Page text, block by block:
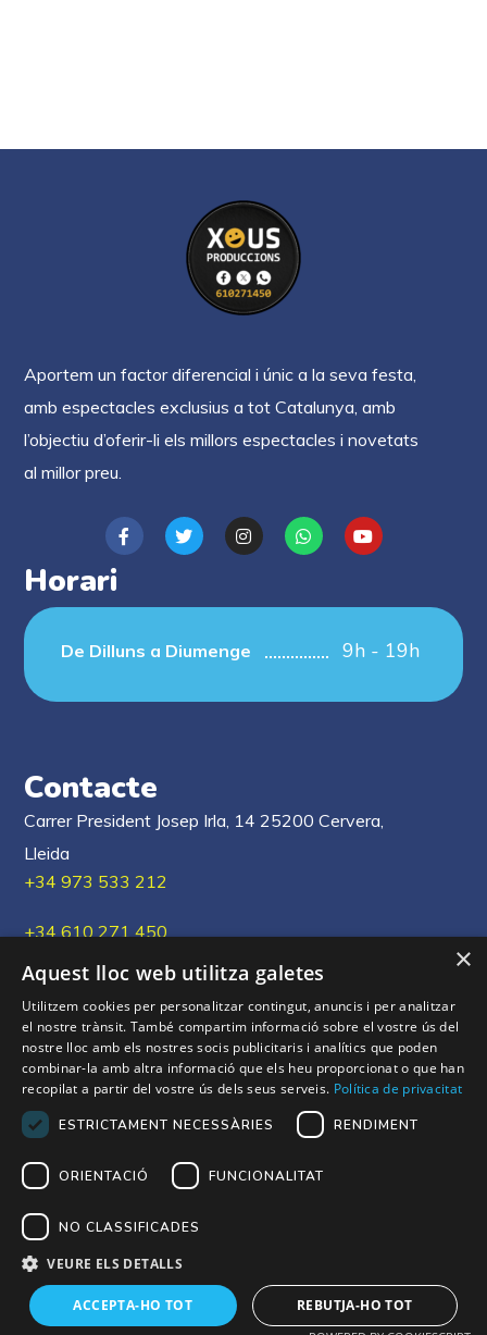
Aportem un factor diferencial i únic a la seva festa,
amb espectacles exclusius a tot Catalunya, amb
l’objectiu d’oferir-li els millors espectacles i novetats
al millor preu.
Horari
De Dilluns a Diumenge 9h - 19h
Contacte
Carrer President Josep Irla, 14 25200 Cervera,
Lleida
+34 973 533 212
+34 610 271 450
xous@xous.cat
Els nostres Xou's
Copyright © 2026 XOU’s. Tots els drets reservats.
×
Aquest lloc web utilitza galetes
Utilitzem cookies per personalitzar contingut, anuncis i per analitzar
el nostre trànsit. També compartim informació sobre el vostre ús del
nostre lloc amb els nostres socis publicitaris i analítics que poden
combinar-la amb altra informació que els heu proporcionat o que han
recopilat a partir del vostre ús dels seus serveis. Política de privacitat
ESTRICTAMENT NECESSÀRIES RENDIMENT
ORIENTACIÓ FUNCIONALITAT
NO CLASSIFICADES
VEURE ELS DETALLS
ACCEPTA-HO TOT REBUTJA-HO TOT